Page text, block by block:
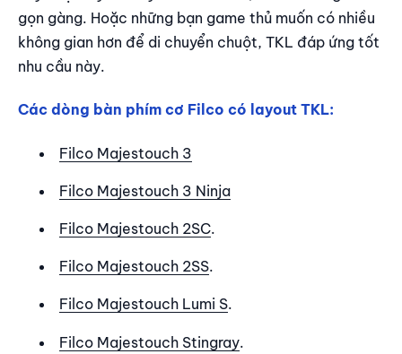
gọn gàng. Hoặc những bạn game thủ muốn có nhiều
không gian hơn để di chuyển chuột, TKL đáp ứng tốt
nhu cầu này.
Các dòng bàn phím cơ Filco có layout TKL:
Filco Majestouch 3
Filco Majestouch 3 Ninja
Filco Majestouch 2SC.
Filco Majestouch 2SS.
Filco Majestouch Lumi S.
Filco Majestouch Stingray.